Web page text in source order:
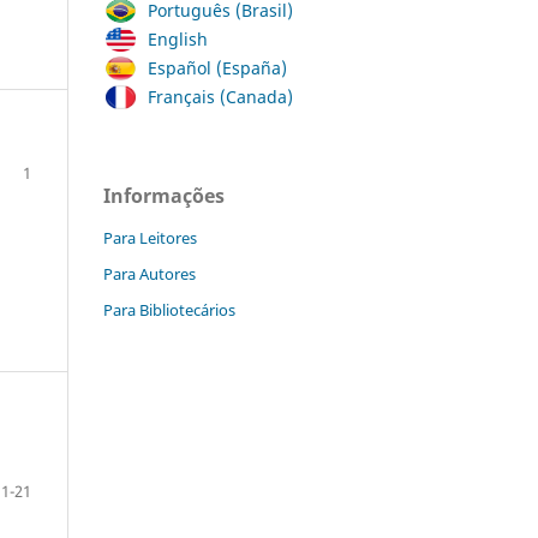
1
1-21
Português (Brasil)
English
Español (España)
Français (Canada)
Informações
Para Leitores
Para Autores
Para Bibliotecários